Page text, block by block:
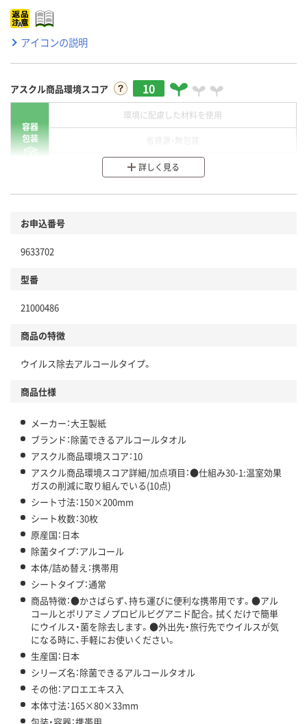
アイコンの説明
アスクル商品環境スコア 10
容器
包装
環境に配慮した材料を使用
分別・リサイクルしやすい設計
本体
仕組
この商品の環境配慮ポイントです。下記商品詳細「
詳しく見る
お申込番号
9633702
型番
21000486
商品の特徴
ウイルス除去アルコールタイプ。
商品仕様
メーカー：大王製紙
ブランド：除菌できるアルコールタオル
アスクル商品環境スコア：10
アスクル商品環境スコア詳細/加点項目：●仕組み30-1:温室効果
ガスの削減に取り組んでいる(10点)
シート寸法：150×200mm
シート枚数：30枚
原産国：日本
除菌タイプ：アルコール
本体/詰め替え：携帯用
シートタイプ：通常
商品特徴：●かさばらず、持ち運びに便利な携帯用です。●アル
コールとポリアミノプロピルビグアニド配合。拭くだけで簡単
にウイルス・菌を除去します。●外出先・旅行先でウイルスが気
になる時に、手軽にお使いください。
生産国：日本
シリーズ名：除菌できるアルコールタオル
その他：アロエエキス入
本体寸法：165×80×33mm